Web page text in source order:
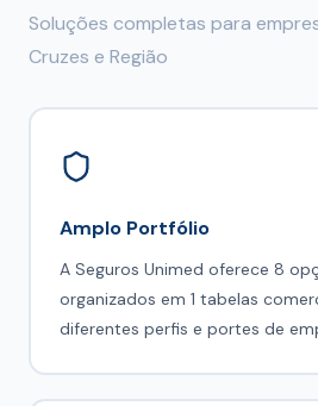
Soluções completas para
Cruzes e Região
Amplo Portfólio
A Seguros Unimed oferece 8
organizados em 1 tabelas
diferentes perfis e portes de